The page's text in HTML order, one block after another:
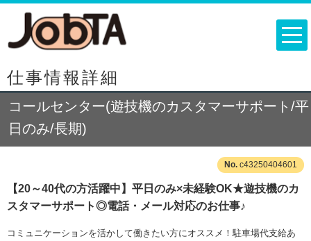
仕事情報詳細
コールセンター(遊技機のカスタマーサポート/平
日のみ/長期)
c43250404601
【20～40代の方活躍中】平日のみ×未経験OK★遊技機のカ
スタマーサポート◎電話・メール対応のお仕事♪
コミュニケーションを活かして働きたい方にオススメ！駐車場代支給あ